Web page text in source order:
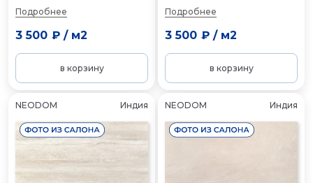
Подробнее
3 500 ₽/ м2
в корзину
Подробнее
3 500 ₽/ м2
в корзину
NEODOM Индия NEODOM Индия